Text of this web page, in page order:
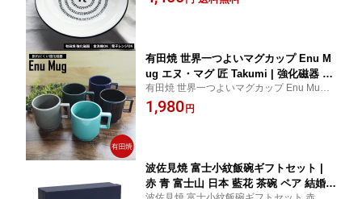
れにくいお皿 食洗機 電子レンジ 対応 お祝
有田焼 世界一つよいマグカップ Enu M
ug エヌ・マグ 匠 Takumi | 強化磁器 割
れにくい スタッキング スタイリッシュ
ギフト プレゼント マグカップ 陶器 日
有田焼 世界一つよいマグカップ Enu Mug
エヌ・マグ 匠 Takumi 強化磁器 割れにくい
スタッキング スタイリッシュ ギフト プレ
1,980 円
波佐見焼 富士小紋飯碗ギフトセット |
赤 青 富士山 日本 藍花 茶碗 ペア 結婚